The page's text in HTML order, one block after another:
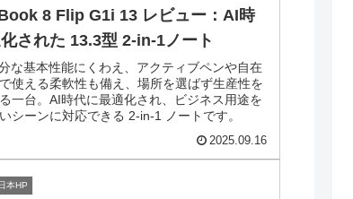
8 Flip G1i 13 レビュー：AI時
された 13.3型 2-in-1ノート
な基本性能にくわえ、アクティブペンや自在
使える柔軟性も備え、場所を選ばず生産性を
一台。AI時代に最適化され、ビジネス用途を
シーンに対応できる 2-in-1 ノートです。
2025.09.16
本HP